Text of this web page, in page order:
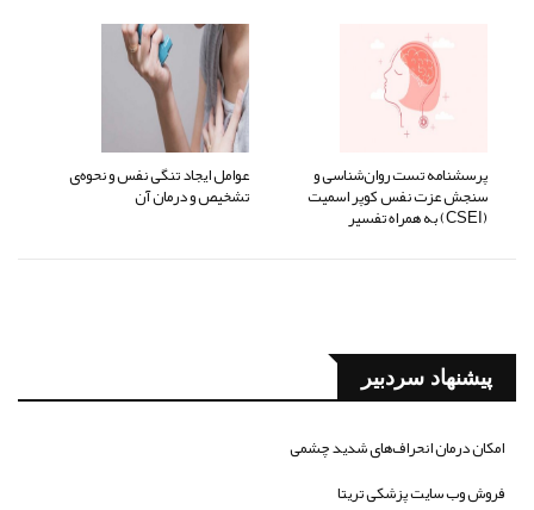
پرسشنامه تست روان‌شناسی و
سنجش عزت نفس کوپر اسمیت
(CSEI) به همراه تفسیر
عوامل ایجاد تنگی نفس و نحوه‌ی
تشخیص و درمان آن
پیشنهاد سردبیر
امکان درمان انحراف‌های شدید چشمی
فروش وب سایت پزشکی تریتا